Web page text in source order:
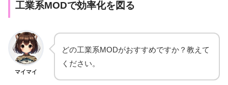
工業系MODで効率化を図る
マイマイ
どの工業系MODがおすすめですか？教えて
ください。